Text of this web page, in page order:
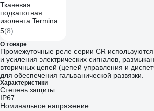
Тканевая
подкапотная
изолента Terminator
Izt 1925 fabric,
19мм х 25м,
толщина 0,25мм
2000832
5(8)
О товаре
Промежуточные реле серии CR
и усиления электрических сигналов,
вторичных цепей (цепей управления и
для обеспечения гальванической развязки.
Характеристики
Степень защиты
IP67
Номинальное напряжение